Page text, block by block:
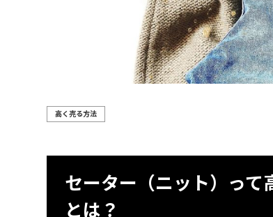
高く売る方法
セーター（ニット）って
とは？